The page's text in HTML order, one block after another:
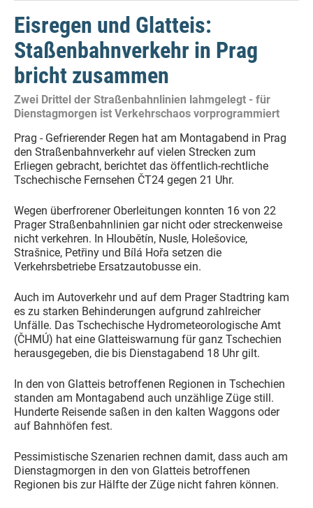
Eisregen und Glatteis:
Staßenbahnverkehr in Prag
bricht zusammen
Zwei Drittel der Straßenbahnlinien lahmgelegt - für
Dienstagmorgen ist Verkehrschaos vorprogrammiert
Prag - Gefrierender Regen hat am Montagabend in Prag
den Straßenbahnverkehr auf vielen Strecken zum
Erliegen gebracht, berichtet das öffentlich-rechtliche
Tschechische Fernsehen ČT24 gegen 21 Uhr.
Wegen überfrorener Oberleitungen konnten 16 von 22
Prager Straßenbahnlinien gar nicht oder streckenweise
nicht verkehren. In Hloubětín, Nusle, Holešovice,
Strašnice, Petřiny und Bílá Hořa setzen die
Verkehrsbetriebe Ersatzautobusse ein.
Auch im Autoverkehr und auf dem Prager Stadtring kam
es zu starken Behinderungen aufgrund zahlreicher
Unfälle. Das Tschechische Hydrometeorologische Amt
(ČHMÚ) hat eine Glatteiswarnung für ganz Tschechien
herausgegeben, die bis Dienstagabend 18 Uhr gilt.
In den von Glatteis betroffenen Regionen in Tschechien
standen am Montagabend auch unzählige Züge still.
Hunderte Reisende saßen in den kalten Waggons oder
auf Bahnhöfen fest.
Pessimistische Szenarien rechnen damit, dass auch am
Dienstagmorgen in den von Glatteis betroffenen
Regionen bis zur Hälfte der Züge nicht fahren können.